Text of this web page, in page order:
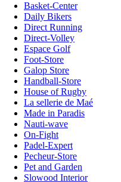
Basket-Center
Daily Bikers
Direct Running
Direct-Volley
Espace Golf
Foot-Store
Galop Store
Handball-Store
House of Rugby
La sellerie de Maé
Made in Paradis
Nauti-wave
On-Fight
Padel-Expert
Pecheur-Store
Pet and Garden
Slowood Interior